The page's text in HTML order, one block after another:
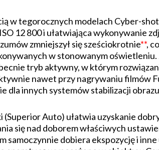
w tegorocznych modelach Cyber-
12 800 i ułatwiająca wykonywanie
zmniejszył się sześciokrotnie**,
w stonowanym oświetleniu.
tryb aktywny, w którym
nawet przy nagrywaniu filmów
dla innych systemów stabilizacji
Auto) ułatwia uzyskanie
się nad doborem właściwych
samoczynnie dobiera ekspozycję i